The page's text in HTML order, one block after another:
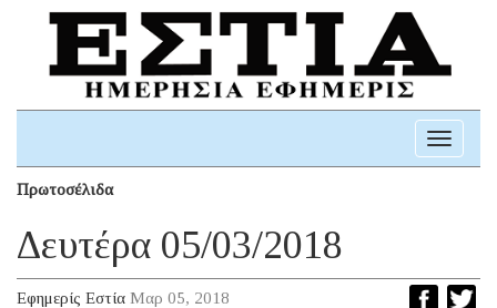
Toggle
Πρωτοσέλιδα
Δευτέρα 05/03/2018
Εφημερίς Εστία Μαρ 05, 2018